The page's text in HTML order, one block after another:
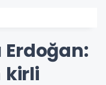
kirli